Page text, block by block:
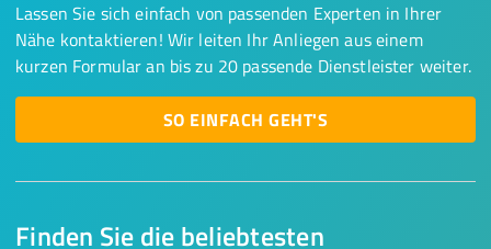
Finden Sie die beliebtesten
Lassen Sie sich einfach von passenden Experten in Ihrer
Nähe kontaktieren! Wir leiten Ihr Anliegen aus einem
kurzen Formular an bis zu 20 passende Dienstleister weiter.
SO EINFACH GEHT'S